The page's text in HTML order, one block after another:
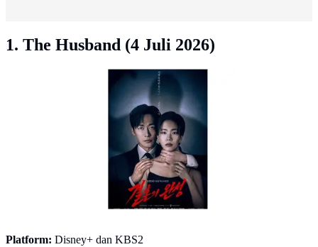
1. The Husband (4 Juli 2026)
Drama Korea The Husband. [mydramalist]
Platform: Disney+ dan KBS2